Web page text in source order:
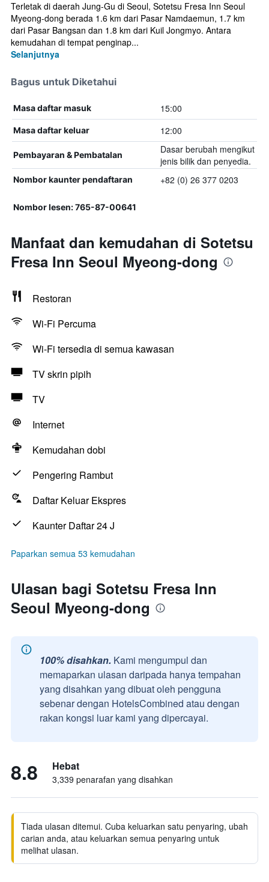
Terletak di daerah Jung-Gu di Seoul, Sotetsu Fresa Inn Seoul
Myeong-dong berada 1.6 km dari Pasar Namdaemun, 1.7 km
dari Pasar Bangsan dan 1.8 km dari Kuil Jongmyo. Antara
kemudahan di tempat penginap...
Selanjutnya
Bagus untuk Diketahui
Masa daftar masuk 15:00
Masa daftar keluar 12:00
Pembayaran & Pembatalan
Dasar berubah mengikut
jenis bilik dan penyedia.
Nombor kaunter pendaftaran +82 (0) 26 377 0203
Nombor lesen: 765-87-00641
Manfaat dan kemudahan di Sotetsu
Fresa Inn Seoul Myeong-dong
Restoran
Wi-Fi Percuma
Wi-Fi tersedia di semua kawasan
TV skrin pipih
TV
Internet
Kemudahan dobi
Pengering Rambut
Daftar Keluar Ekspres
Kaunter Daftar 24 J
Paparkan semua 53 kemudahan
Ulasan bagi Sotetsu Fresa Inn
Seoul Myeong-dong
100% disahkan. Kami mengumpul dan
memaparkan ulasan daripada hanya tempahan
yang disahkan yang dibuat oleh pengguna
sebenar dengan HotelsCombined atau dengan
rakan kongsi luar kami yang dipercayai.
8.8 Hebat
3,339 penarafan yang disahkan
Tiada ulasan ditemui. Cuba keluarkan satu penyaring, ubah
carian anda, atau keluarkan semua penyaring untuk
melihat ulasan.